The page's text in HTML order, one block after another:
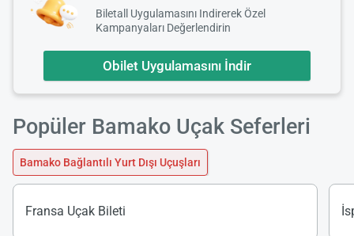
Biletall Uygulamasını Indirerek Özel
Kampanyaları Değerlendirin
Obilet Uygulamasını İndir
Popüler Bamako Uçak Seferleri
Bamako Bağlantılı Yurt Dışı Uçuşları
Fransa Uçak Bileti